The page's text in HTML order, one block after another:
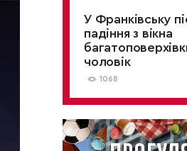
У Франківську
падіння з вікна
чоловік
1068